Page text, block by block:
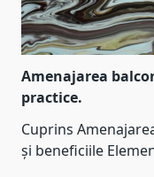
Amenajarea
practice.
Cuprins
și beneficiile